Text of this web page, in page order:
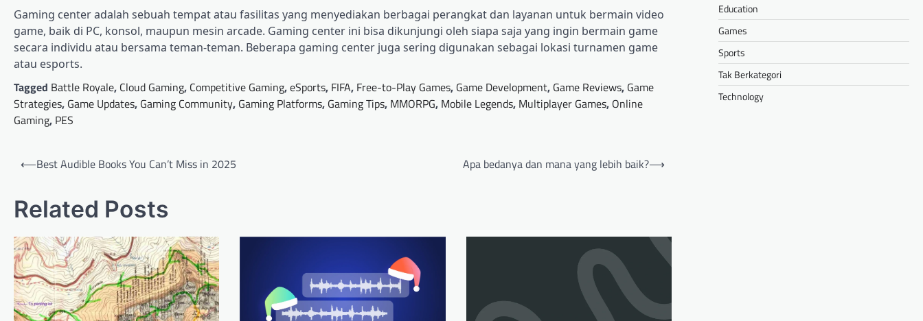
Gaming center adalah sebuah tempat atau fasilitas yang menyediakan berbagai perangkat dan layanan untuk bermain video
game, baik di PC, konsol, maupun mesin arcade. Gaming center ini bisa dikunjungi oleh siapa saja yang ingin bermain game
secara individu atau bersama teman-teman. Beberapa gaming center juga sering digunakan sebagai lokasi turnamen game
atau esports.
Tagged Battle Royale, Cloud Gaming, Competitive Gaming,eSports, FIFA, Free-to-Play Games, Game Development, Game Reviews, Game
Strategies, Game Updates, Gaming Community, Gaming Platforms, Gaming Tips, MMORPG, Mobile Legends, Multiplayer Games, Online
Gaming, PES
Post
⟵Best Audible Books You Can’t Miss in 2025 Apa bedanya dan mana yang lebih baik?⟶
Related Posts
Education
Games
Sports
Tak Berkategori
Technology